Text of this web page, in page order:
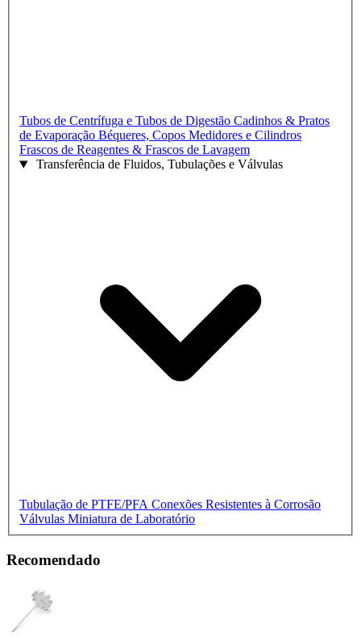
Tubos de Centrífuga e Tubos de Digestão Cadinhos & Pratos
de Evaporação Béqueres, Copos Medidores e Cilindros
Frascos de Reagentes & Frascos de Lavagem
Transferência de Fluidos, Tubulações e Válvulas
Tubulação de PTFE/PFA Conexões Resistentes à Corrosão
Válvulas Miniatura de Laboratório
Recomendado